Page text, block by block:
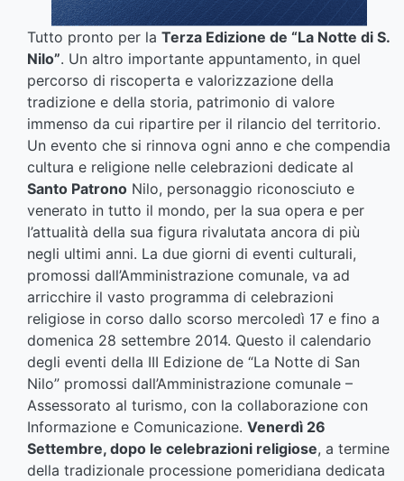
Tutto pronto per la Terza Edizione de “La Notte di S.
Nilo”. Un altro importante appuntamento, in quel
percorso di riscoperta e valorizzazione della
tradizione e della storia, patrimonio di valore
immenso da cui ripartire per il rilancio del territorio.
Un evento che si rinnova ogni anno e che compendia
cultura e religione nelle celebrazioni dedicate al
Santo Patrono Nilo, personaggio riconosciuto e
venerato in tutto il mondo, per la sua opera e per
l’attualità della sua figura rivalutata ancora di più
negli ultimi anni. La due giorni di eventi culturali,
promossi dall’Amministrazione comunale, va ad
arricchire il vasto programma di celebrazioni
religiose in corso dallo scorso mercoledì 17 e fino a
domenica 28 settembre 2014. Questo il calendario
degli eventi della III Edizione de “La Notte di San
Nilo” promossi dall’Amministrazione comunale –
Assessorato al turismo, con la collaborazione con
Informazione e Comunicazione. Venerdì 26
Settembre, dopo le celebrazioni religiose, a termine
della tradizionale processione pomeridiana dedicata